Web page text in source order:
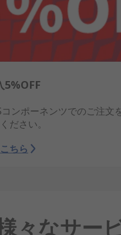
5%OFF
コンポーネンツでのご注文
ださい。
ちら
々なサー